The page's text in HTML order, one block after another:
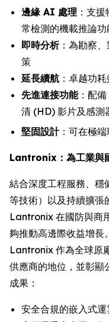
邊緣 AI 處理 ：支
常檢測的機載推論功
即時分析：為勘察
策
延長續航 ：卓越功
先進連接功能：配
清 (HD) 影片及感測
堅固設計：可在極
Lantronix：為工業與
結合深度工程服務、
等技術）以及持續擴張
Lantronix 在國防與商
夠推動高邊際收益增長
Lantronix 作為全球原
供應商的地位，並彰顯
成果：
安全合規的嵌入式運